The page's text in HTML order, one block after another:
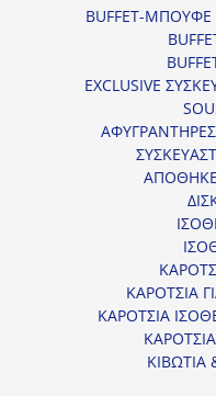
BUFFET-
EXCLUSIVE
ΚΑΡΟΤΣΙΑ
ΚΑΡΟΤΣΙΑ
ΚΙΒΩΤΙΑ